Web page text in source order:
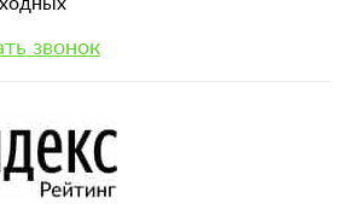
звонок